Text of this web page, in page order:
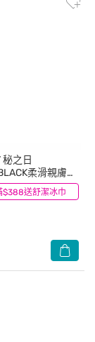
$388送舒潔冰巾
秘之日
柔滑親膚護
箱購
(0)